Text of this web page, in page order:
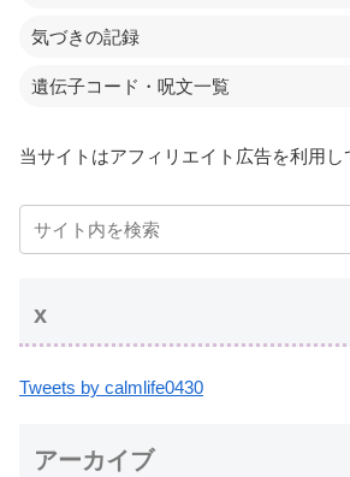
気づきの記録
遺伝子コード・呪文一覧
当サイトはアフィリエイト広告を利用し
x
Tweets by calmlife0430
アーカイブ